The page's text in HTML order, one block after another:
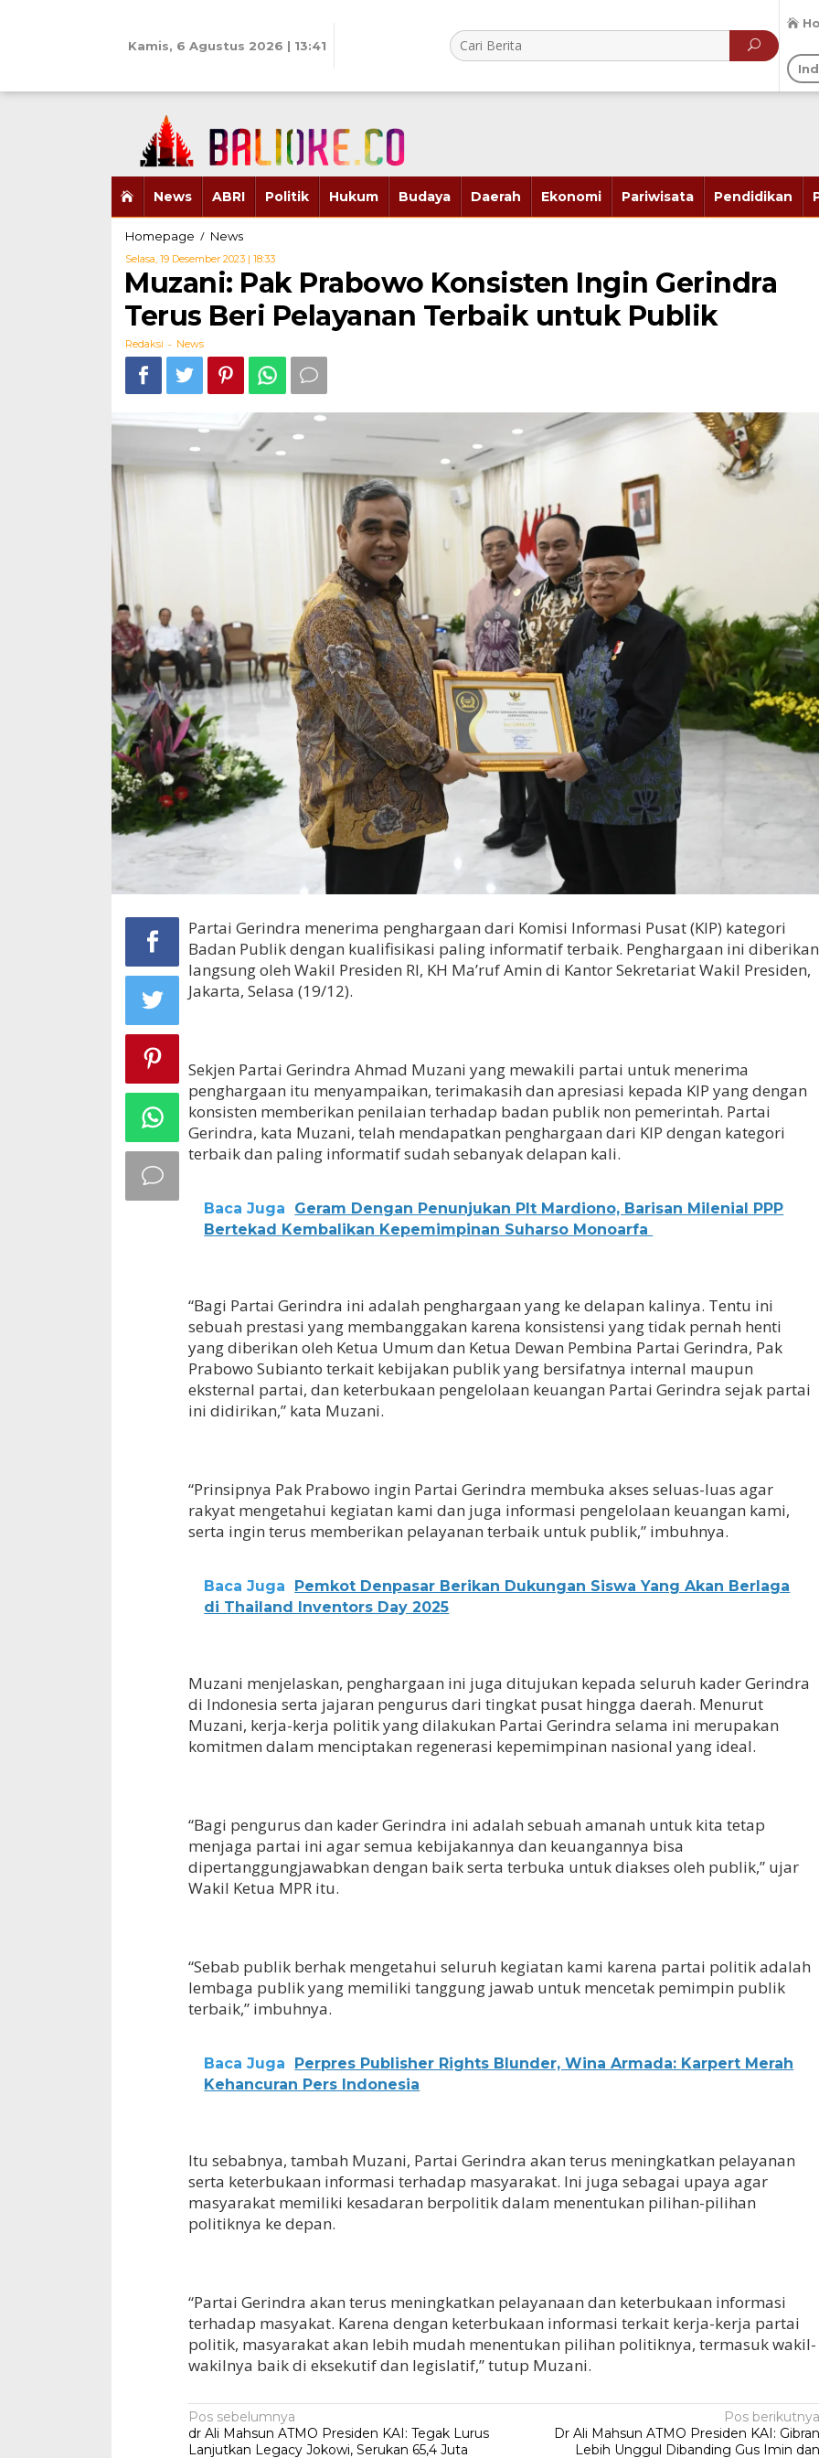
Kamis, 6 Agustus 2026 | 13:41
News ABRI Politik Hukum Budaya Daerah Ekonomi Pariwisata Pendidikan
Homepage / NewsMuzani:
Pak
Prabowo
Konsisten
Ingin
Gerindra
Pelayanan
Terbaik
untuk
Publik
Selasa, 19 Desember 2023 | 18:33Oleh
Redaksi
Muzani: Pak Prabowo Konsisten Ingin Gerindra
Terus Beri Pelayanan Terbaik untuk Publik
Redaksi - News
Partai Gerindra menerima penghargaan dari Komisi Informasi Pusat (KIP) kategori
Badan Publik dengan kualifisikasi paling informatif terbaik. Penghargaan ini diberikan
langsung oleh Wakil Presiden RI, KH Ma’ruf Amin di Kantor Sekretariat Wakil Presiden,
Jakarta, Selasa (19/12).
Sekjen Partai Gerindra Ahmad Muzani yang mewakili partai untuk menerima
penghargaan itu menyampaikan, terimakasih dan apresiasi kepada KIP yang dengan
konsisten memberikan penilaian terhadap badan publik non pemerintah. Partai
Gerindra, kata Muzani, telah mendapatkan penghargaan dari KIP dengan kategori
terbaik dan paling informatif sudah sebanyak delapan kali.
Baca Juga
Geram Dengan Penunjukan Plt Mardiono, Barisan Milenial PPP
Bertekad Kembalikan Kepemimpinan Suharso Monoarfa
“Bagi Partai Gerindra ini adalah penghargaan yang ke delapan kalinya. Tentu ini
sebuah prestasi yang membanggakan karena konsistensi yang tidak pernah henti
yang diberikan oleh Ketua Umum dan Ketua Dewan Pembina Partai Gerindra, Pak
Prabowo Subianto terkait kebijakan publik yang bersifatnya internal maupun
eksternal partai, dan keterbukaan pengelolaan keuangan Partai Gerindra sejak partai
ini didirikan,” kata Muzani.
“Prinsipnya Pak Prabowo ingin Partai Gerindra membuka akses seluas-luas agar
rakyat mengetahui kegiatan kami dan juga informasi pengelolaan keuangan kami,
serta ingin terus memberikan pelayanan terbaik untuk publik,” imbuhnya.
Baca Juga
Pemkot Denpasar Berikan Dukungan Siswa Yang Akan Berlaga
di Thailand Inventors Day 2025
Muzani menjelaskan, penghargaan ini juga ditujukan kepada seluruh kader Gerindra
di Indonesia serta jajaran pengurus dari tingkat pusat hingga daerah. Menurut
Muzani, kerja-kerja politik yang dilakukan Partai Gerindra selama ini merupakan
komitmen dalam menciptakan regenerasi kepemimpinan nasional yang ideal.
“Bagi pengurus dan kader Gerindra ini adalah sebuah amanah untuk kita tetap
menjaga partai ini agar semua kebijakannya dan keuangannya bisa
dipertanggungjawabkan dengan baik serta terbuka untuk diakses oleh publik,” ujar
Wakil Ketua MPR itu.
“Sebab publik berhak mengetahui seluruh kegiatan kami karena partai politik adalah
lembaga publik yang memiliki tanggung jawab untuk mencetak pemimpin publik
terbaik,” imbuhnya.
Baca Juga
Perpres Publisher Rights Blunder, Wina Armada: Karpert Merah
Kehancuran Pers Indonesia
Itu sebabnya, tambah Muzani, Partai Gerindra akan terus meningkatkan pelayanan
serta keterbukaan informasi terhadap masyarakat. Ini juga sebagai upaya agar
masyarakat memiliki kesadaran berpolitik dalam menentukan pilihan-pilihan
politiknya ke depan.
“Partai Gerindra akan terus meningkatkan pelayanaan dan keterbukaan informasi
terhadap masyakat. Karena dengan keterbukaan informasi terkait kerja-kerja partai
politik, masyarakat akan lebih mudah menentukan pilihan politiknya, termasuk wakil-
wakilnya baik di eksekutif dan legislatif,” tutup Muzani.
Navigasi
pos
Pos sebelumnya
dr Ali Mahsun ATMO Presiden KAI: Tegak Lurus
Lanjutkan Legacy Jokowi, Serukan 65,4 Juta
Pos berikutnya
Dr Ali Mahsun ATMO Presiden KAI: Gibran
Lebih Unggul Dibanding Gus Imin dan